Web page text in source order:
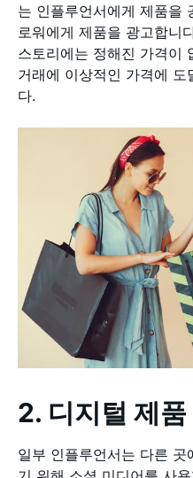
는 인플루언서에게 제품을
로워에게 제품을 광고합니
스토리에는 정해진 가격이
거래에 이상적인 가격에
다.
2. 디지털 제품
일부 인플루언서는 다른